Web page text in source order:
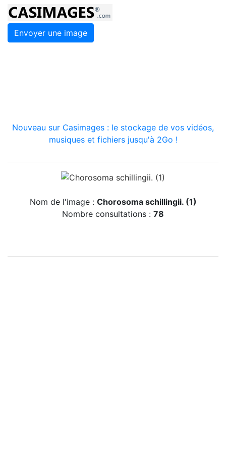
Envoyer une image
Nouveau sur Casimages : le stockage de vos vidéos,
musiques et fichiers jusqu'à 2Go !
Nom de l'image : Chorosoma schillingii. (1)
Nombre consultations : 78